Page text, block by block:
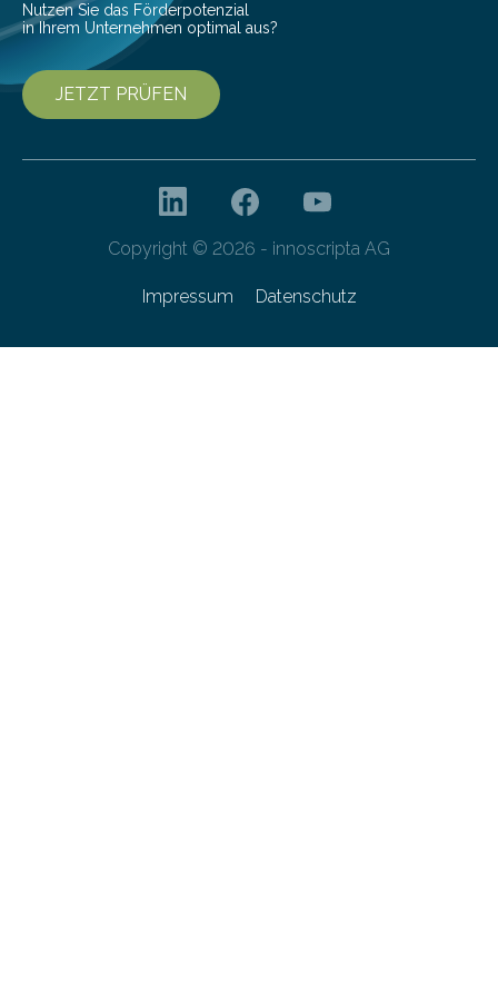
Nutzen Sie das Förderpotenzial
in Ihrem Unternehmen optimal aus?
JETZT PRÜFEN
Copyright © 2026 - innoscripta AG
Impressum Datenschutz